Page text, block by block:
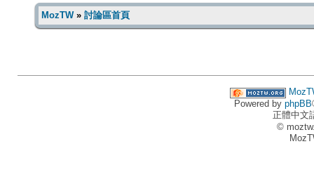
MozTW» 討論區首頁
Powered by phpBB
正體中文
©